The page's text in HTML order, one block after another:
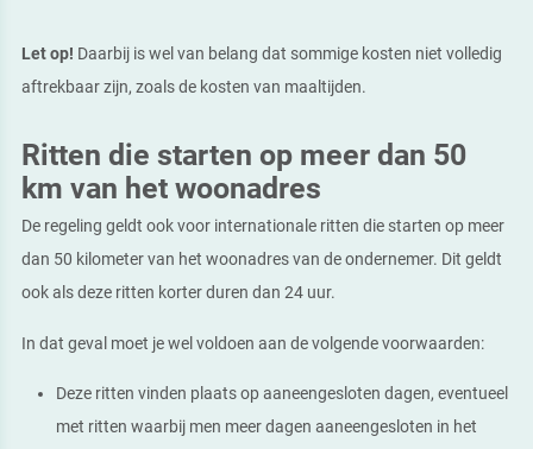
Let op! Daarbij is wel van belang dat sommige kosten niet volledig
aftrekbaar zijn, zoals de kosten van maaltijden.
Ritten die starten op meer dan 50
km van het woonadres
De regeling geldt ook voor internationale ritten die starten op meer
dan 50 kilometer van het woonadres van de ondernemer. Dit geldt
ook als deze ritten korter duren dan 24 uur.
In dat geval moet je wel voldoen aan de volgende voorwaarden:
Deze ritten vinden plaats op aaneengesloten dagen, eventueel
met ritten waarbij men meer dagen aaneengesloten in het